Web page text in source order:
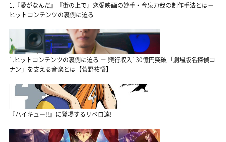
1.『愛がなんだ』『街の上で』恋愛映画の妙手・今泉力哉の制作手法とは－
ヒットコンテンツの裏側に迫る
1.ヒットコンテンツの裏側に迫る － 興行収入130億円突破「劇場版名探偵コ
ナン」を支える音楽とは【菅野祐悟】
『ハイキュー!!』に登場するリベロ達!